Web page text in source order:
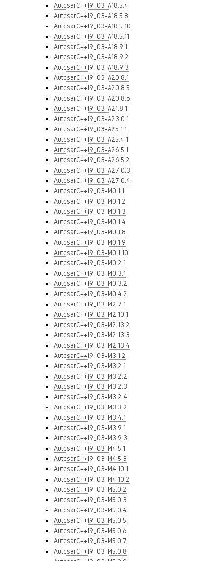
AutosarC++19_03-A18.5.4
AutosarC++19_03-A18.5.8
AutosarC++19_03-A18.5.10
AutosarC++19_03-A18.5.11
AutosarC++19_03-A18.9.1
AutosarC++19_03-A18.9.2
AutosarC++19_03-A18.9.3
AutosarC++19_03-A20.8.1
AutosarC++19_03-A20.8.5
AutosarC++19_03-A20.8.6
AutosarC++19_03-A21.8.1
AutosarC++19_03-A23.0.1
AutosarC++19_03-A25.1.1
AutosarC++19_03-A25.4.1
AutosarC++19_03-A26.5.1
AutosarC++19_03-A26.5.2
AutosarC++19_03-A27.0.3
AutosarC++19_03-A27.0.4
AutosarC++19_03-M0.1.1
AutosarC++19_03-M0.1.2
AutosarC++19_03-M0.1.3
AutosarC++19_03-M0.1.4
AutosarC++19_03-M0.1.8
AutosarC++19_03-M0.1.9
AutosarC++19_03-M0.1.10
AutosarC++19_03-M0.2.1
AutosarC++19_03-M0.3.1
AutosarC++19_03-M0.3.2
AutosarC++19_03-M0.4.2
AutosarC++19_03-M2.7.1
AutosarC++19_03-M2.10.1
AutosarC++19_03-M2.13.2
AutosarC++19_03-M2.13.3
AutosarC++19_03-M2.13.4
AutosarC++19_03-M3.1.2
AutosarC++19_03-M3.2.1
AutosarC++19_03-M3.2.2
AutosarC++19_03-M3.2.3
AutosarC++19_03-M3.2.4
AutosarC++19_03-M3.3.2
AutosarC++19_03-M3.4.1
AutosarC++19_03-M3.9.1
AutosarC++19_03-M3.9.3
AutosarC++19_03-M4.5.1
AutosarC++19_03-M4.5.3
AutosarC++19_03-M4.10.1
AutosarC++19_03-M4.10.2
AutosarC++19_03-M5.0.2
AutosarC++19_03-M5.0.3
AutosarC++19_03-M5.0.4
AutosarC++19_03-M5.0.5
AutosarC++19_03-M5.0.6
AutosarC++19_03-M5.0.7
AutosarC++19_03-M5.0.8